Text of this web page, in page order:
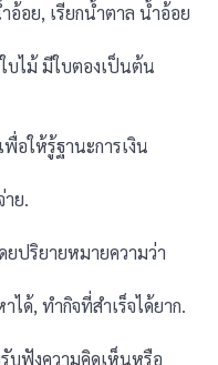
อย, เรียกนํ้าตาล นํ้าอ้อย
บไม้ มีใบตองเป็นต้น
อให้รู้ฐานะการเงิน
ย.
ยปริยายหมายความว่า
ได้, ทํากิจที่สําเร็จได้ยาก.
รับฟังความคิดเห็นหรือ